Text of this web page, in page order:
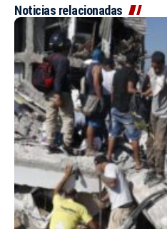
Noticias relacionadas